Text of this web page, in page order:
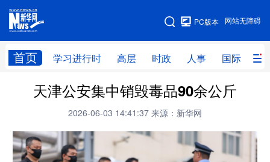
网站无障碍
PC版本
首页 学习进行时 高层 时政 人事 国际 财
网站地图
学习进行时 高层 时政 人事
财经 网评
台湾 思客智库 全球连线
天津公安集中销毁毒品90余公斤
2026-06-03 14:41:37 来源：新华网